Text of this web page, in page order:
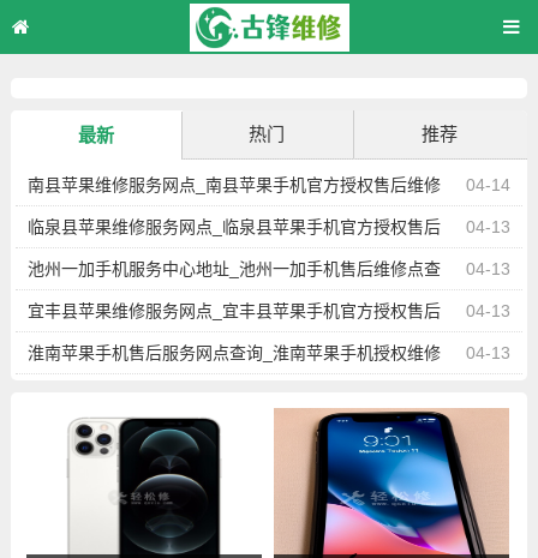
最新 热门 推荐
04-14
南县苹果维修服务网点_南县苹果手机官方授权售后维修
中心地址电话 04-13
临泉县苹果维修服务网点_临泉县苹果手机官方授权售后
维修中心地址电话 04-13
池州一加手机服务中心地址_池州一加手机售后维修点查
询 04-13
宜丰县苹果维修服务网点_宜丰县苹果手机官方授权售后
维修中心地址电话 04-13
淮南苹果手机售后服务网点查询_淮南苹果手机授权维修